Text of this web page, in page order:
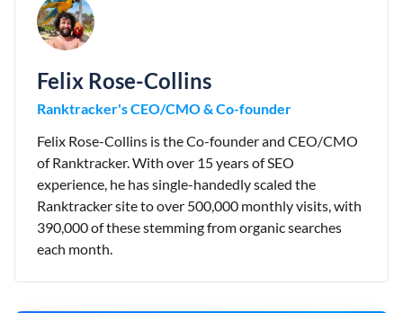
Felix Rose-Collins
Ranktracker's CEO/CMO & Co-founder
Felix Rose-Collins is the Co-founder and CEO/CMO
of Ranktracker. With over 15 years of SEO
experience, he has single-handedly scaled the
Ranktracker site to over 500,000 monthly visits, with
390,000 of these stemming from organic searches
each month.